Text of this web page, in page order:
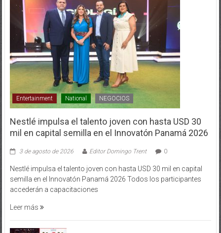
Entertainment National NEGOCIOS
Nestlé impulsa el talento joven con hasta USD 30
mil en capital semilla en el Innovatón Panamá 2026
3 de agosto de 2026 Editor Domingo Trent 0
Nestlé impulsa el talento joven con hasta USD 30 mil en capital
semilla en el Innovatón Panamá 2026 Todos los participantes
accederán a capacitaciones
Leer más